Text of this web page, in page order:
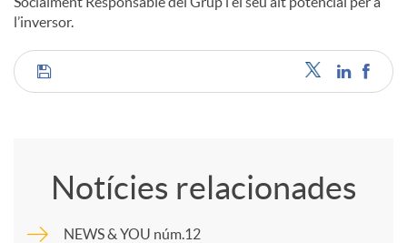
s
l’inversor.
C
Notícies relacionades
NEWS & YOU núm.12